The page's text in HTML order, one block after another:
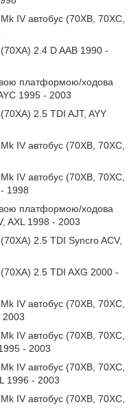
IV автобус (70XB, 70XC,
2.4 D AAB 1990 -
платформою/ходова
1995 - 2003
2.5 TDI AJT, AYY
IV автобус (70XB, 70XC,
IV автобус (70XB, 70XC,
1998
платформою/ходова
AXL 1998 - 2003
2.5 TDI Syncro ACV,
2.5 TDI AXG 2000 -
IV автобус (70XB, 70XC,
2003
IV автобус (70XB, 70XC,
- 2003
IV автобус (70XB, 70XC,
1996 - 2003
IV автобус (70XB, 70XC,